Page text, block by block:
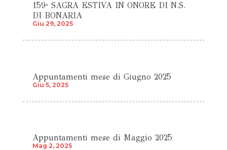
159ª SAGRA ESTIVA IN ONORE DI N.S.
DI BONARIA
Giu 29, 2025
Appuntamenti mese di Giugno 2025
Giu 5, 2025
Appuntamenti mese di Maggio 2025
Mag 2, 2025